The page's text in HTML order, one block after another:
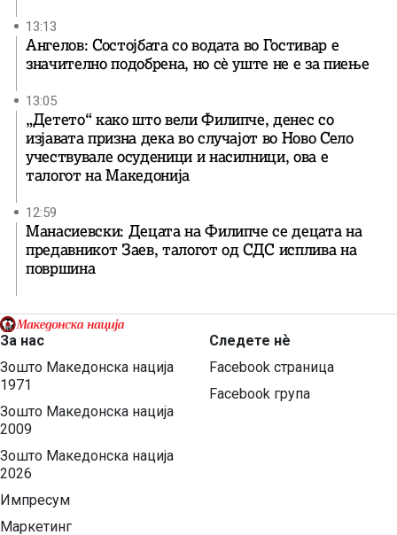
13:13
Ангелов: Состојбата со водата во Гостивар е
значително подобрена, но сè уште не е за пиење
13:05
„Детето“ како што вели Филипче, денес со
изјавата призна дека во случајот во Ново Село
учествувале осуденици и насилници, ова е
талогот на Македонија
12:59
Манасиевски: Децата на Филипче се децата на
предавникот Заев, талогот од СДС исплива на
површина
За нас
Зошто Македонска нација
1971
Зошто Македонска нација
2009
Зошто Македонска нација
2026
Импресум
Маркетинг
Следете нѐ
Facebook страница
Facebook група